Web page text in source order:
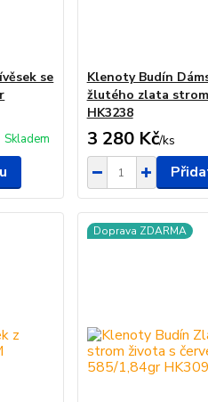
se
Skladem
Klenoty Budín
žlutého zlata
HK3238
3 280 Kč/ks
Doprava ZDARMA